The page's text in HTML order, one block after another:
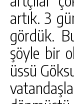
artık. 3
gördük.
şöyle bir
üssü